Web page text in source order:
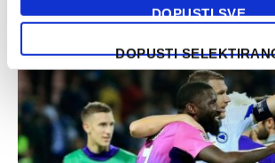
DOPUSTI SVE
DOPUSTI